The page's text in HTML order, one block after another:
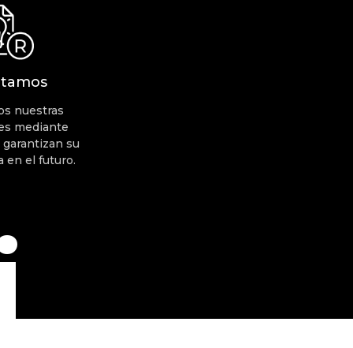
nuestras
mediante
su
en el futuro.